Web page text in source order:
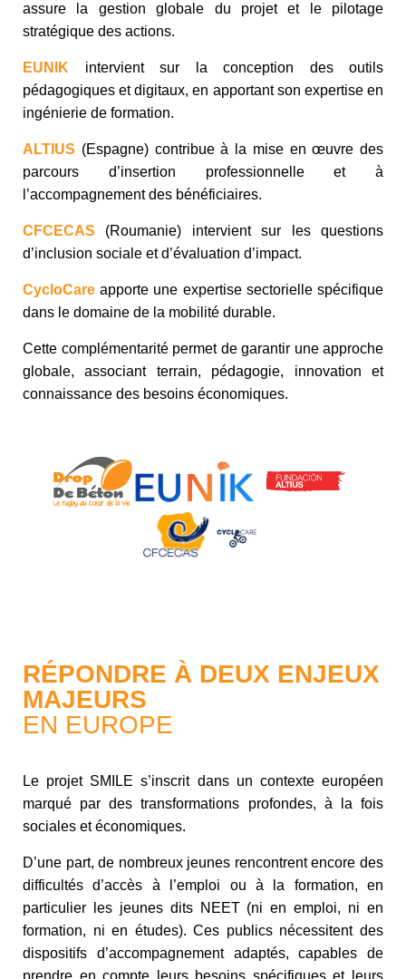
assure la gestion globale du projet et le pilotage
stratégique des actions.
EUNIK intervient sur la conception des outils
pédagogiques et digitaux, en apportant son expertise en
ingénierie de formation.
ALTIUS (Espagne) contribue à la mise en œuvre des
parcours d’insertion professionnelle et à
l’accompagnement des bénéficiaires.
CFCECAS (Roumanie) intervient sur les questions
d’inclusion sociale et d’évaluation d’impact.
CycloCare apporte une expertise sectorielle spécifique
dans le domaine de la mobilité durable.
Cette complémentarité permet de garantir une approche
globale, associant terrain, pédagogie, innovation et
connaissance des besoins économiques.
RÉPONDRE À DEUX ENJEUX
MAJEURS
EN EUROPE
Le projet SMILE s’inscrit dans un contexte européen
marqué par des transformations profondes, à la fois
sociales et économiques.
D’une part, de nombreux jeunes rencontrent encore des
difficultés d’accès à l’emploi ou à la formation, en
particulier les jeunes dits NEET (ni en emploi, ni en
formation, ni en études). Ces publics nécessitent des
dispositifs d’accompagnement adaptés, capables de